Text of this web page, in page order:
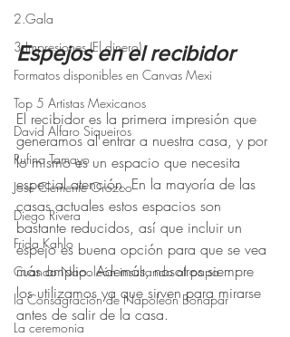
2.Gala
3.Impresiones (El dinero)
Formatos disponibles en Canvas Mexi
Top 5 Artistas Mexicanos
David Alfaro Siqueiros
Rufino Tamayo
José Clemente Orozco
Diego Rivera
Frida Kahlo
Cuando Napoleón insultando al papa
la Consagración de Napoleón Bonapar
La ceremonia
Espejos en el recibidor
El recibidor es la primera impresión que
generamos al entrar a nuestra casa, y por
lo mismo es un espacio que necesita
especial atención. En la mayoría de las
casas actuales estos espacios son
bastante reducidos, así que incluir un
espejo es buena opción para que se vea
más amplio. Además, nosotros siempre
los utilizamos ya que sirven para mirarse
antes de salir de la casa.